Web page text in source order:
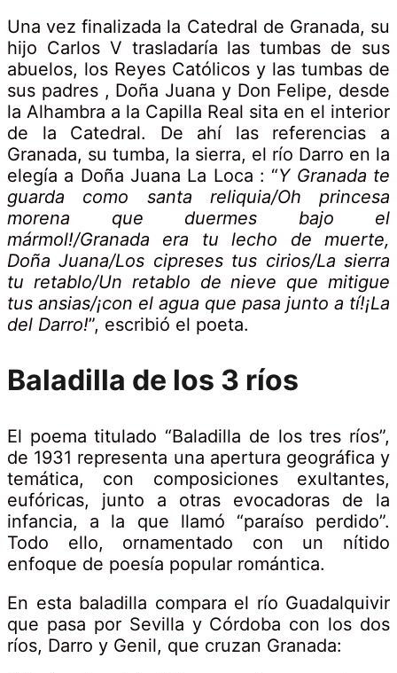
Una vez finalizada la Catedral de Granada, su
hijo Carlos V trasladaría las tumbas de sus
abuelos, los Reyes Católicos y las tumbas de
sus padres , Doña Juana y Don Felipe, desde
la Alhambra a la Capilla Real sita en el interior
de la Catedral. De ahí las referencias a
Granada, su tumba, la sierra, el río Darro en la
elegía a Doña Juana La Loca : “Y Granada te
guarda como santa reliquia/Oh princesa
morena que duermes bajo el
mármol!/Granada era tu lecho de muerte,
Doña Juana/Los cipreses tus cirios/La sierra
tu retablo/Un retablo de nieve que mitigue
tus ansias/¡con el agua que pasa junto a tí!¡La
del Darro!”, escribió el poeta.
Baladilla de los 3 ríos
El poema titulado “Baladilla de los tres ríos”,
de 1931 representa una apertura geográfica y
temática, con composiciones exultantes,
eufóricas, junto a otras evocadoras de la
infancia, a la que llamó “paraíso perdido”.
Todo ello, ornamentado con un nítido
enfoque de poesía popular romántica.
En esta baladilla compara el río Guadalquivir
que pasa por Sevilla y Córdoba con los dos
ríos, Darro y Genil, que cruzan Granada: